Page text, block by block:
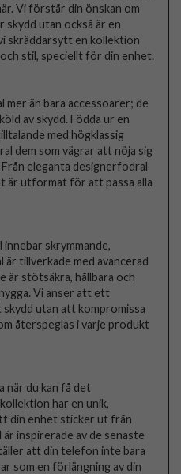
Vi förstår din önskan om
skydd utan också är en
skräddarsytt en kollektion
stil, speciellt för din enhet.
mer än bara accessoarer; de
av skydd. Födda ur en
med högklassig
dem som vägrar att nöja sig
eleganta designerfodral
är utformat för att passa alla
skrymmande,
är tillverkade med avancerad
är stötsäkra, hållbara och
Vi anser att ett
skydd utan att kompromissa
återspeglas i varje produkt
när du kan få det
har en unik,
din enhet sticker ut från
inspirerade av de senaste
att din telefon inte bara
som en förlängning av din